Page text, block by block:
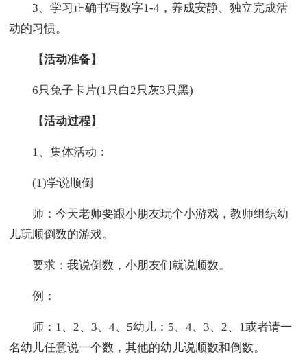
3、学习正确书写数字1-4，养成安静、独立完成活
动的习惯。
【活动准备】
6只兔子卡片(1只白2只灰3只黑)
【活动过程】
1、集体活动：
(1)学说顺倒
师：今天老师要跟小朋友玩个小游戏，教师组织幼
儿玩顺倒数的游戏。
要求：我说倒数，小朋友们就说顺数。
例：
师：1、2、3、4、5幼儿：5、4、3、2、1或者请一
名幼儿任意说一个数，其他的幼儿说顺数和倒数。